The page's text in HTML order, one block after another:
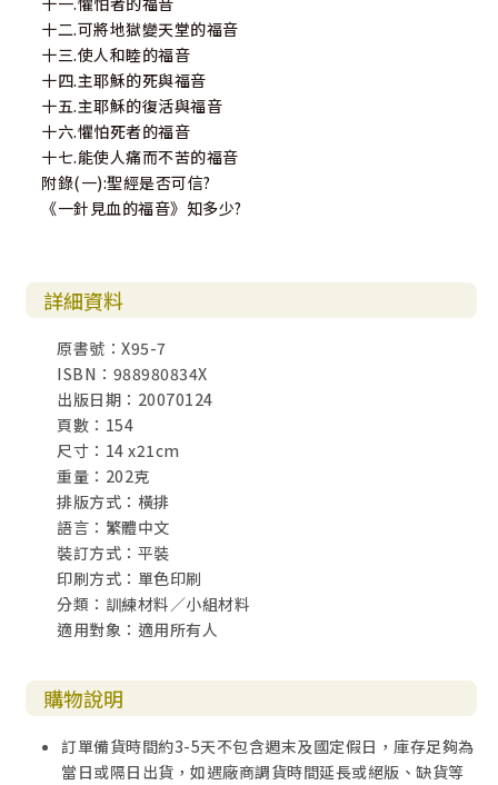
十二.可將地獄變天堂的福音
十三.使人和睦的福音
十四.主耶穌的死與福音
十五.主耶穌的復活與福音
十六.懼怕死者的福音
十七.能使人痛而不苦的福音
附錄(一):聖經是否可信?
《一針見血的福音》知多少?
詳細資料
原書號：X95-7
ISBN：988980834X
出版日期：20070124
頁數：154
尺寸：14 x21cm
重量：202克
排版方式：橫排
語言：繁體中文
裝訂方式：平裝
印刷方式：單色印刷
分類：訓練材料／小組材料
適用對象：適用所有人
購物說明
訂單備貨時間約3-5天不包含週末及國定假日，庫存足夠為
當日或隔日出貨，如遇廠商調貨時間延長或絕版、缺貨等